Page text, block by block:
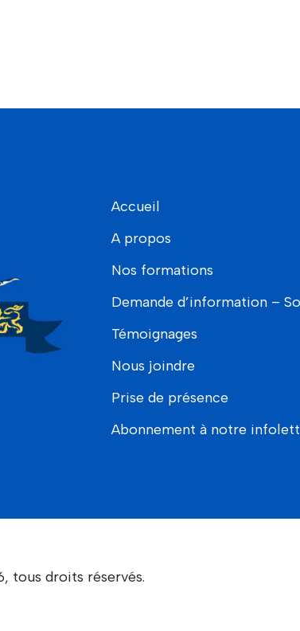
Accueil
A propos
Nos formations
Demande d’information –
Témoignages
Nous joindre
Prise de présence
Abonnement à notre
tous droits réservés.